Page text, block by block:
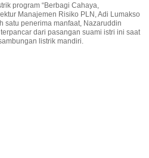
program “Berbagi Cahaya,
Manajemen Risiko PLN, Adi Lumakso
satu penerima manfaat, Nazaruddin
dari pasangan suami istri ini saat
listrik mandiri.